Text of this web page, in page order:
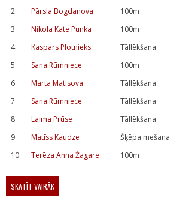
2
Pārsla Bogdanova 100m
3
Nikola Kate Punka 100m
4
Kaspars Plotnieks Tāllēkšana
5
Sana Rūmniece 100m
6
Marta Matisova Tāllēkšana
7
Sana Rūmniece Tāllēkšana
8
Laima Prūse Tāllēkšana
9
Matīss Kaudze Šķēpa mešana
10
Terēza Anna Žagare 100m
SKATĪT VAIRĀK